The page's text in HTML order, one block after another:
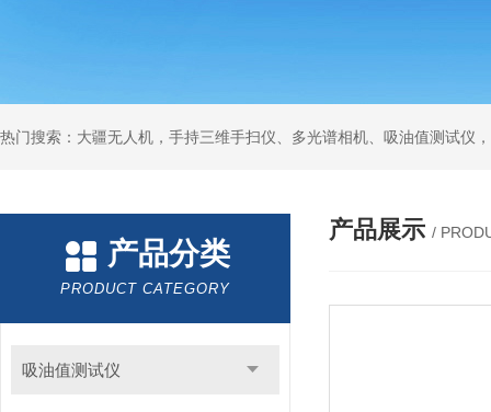
热门搜索：大疆无人机，手持三维手扫仪、多光谱相机、吸油值测试仪
产品分类
PRODUCT CATEGORY
吸油值测试仪
产品展示 /